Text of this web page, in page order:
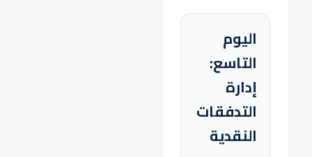
اليوم
التاسع:
إدارة
التدفقات
النقدية